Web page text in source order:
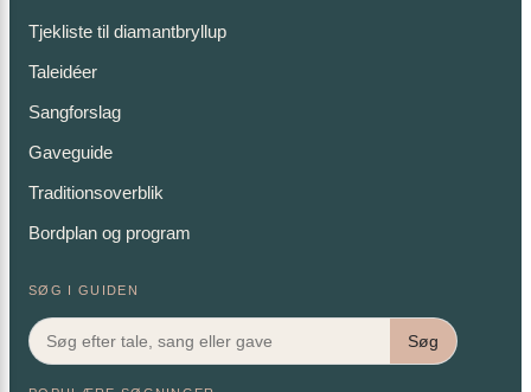
Tjekliste til diamantbryllup
Taleidéer
Sangforslag
Gaveguide
Traditionsoverblik
Bordplan og program
SØG I GUIDEN
Søg